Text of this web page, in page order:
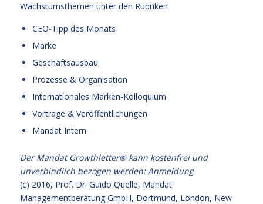
Wachstumsthemen unter den Rubriken
CEO-Tipp des Monats
Marke
Geschäftsausbau
Prozesse & Organisation
Internationales Marken-Kolloquium
Vorträge & Veröffentlichungen
Mandat Intern
Der Mandat Growthletter® kann kostenfrei und
unverbindlich bezogen werden:Anmeldung
(c) 2016, Prof. Dr. Guido Quelle, Mandat
Managementberatung GmbH, Dortmund, London, New